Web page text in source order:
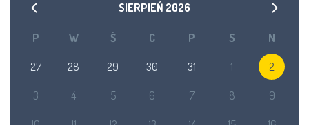
SIERPIEŃ 2026
P W Ś C P S N
27 28 29 30 31 1 2
3 4 5 6 7 8 9